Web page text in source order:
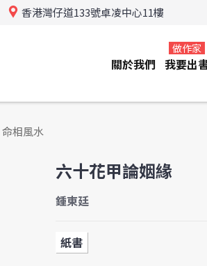
香港灣仔道133號卓凌中心11樓
關於我們 我要出
做作家
命相風水
六十花甲論姻緣
鍾東廷
紙書